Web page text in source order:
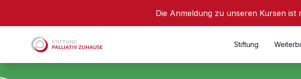
Die Anmeldung zu unseren Kursen ist
Stiftung Palliativ Zuhause Stiftung